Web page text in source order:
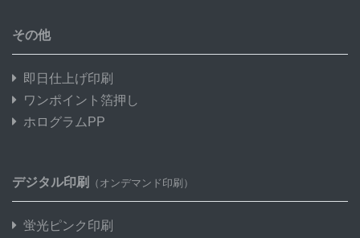
その他
即日仕上げ印刷
ワンポイント箔押し
ホログラムPP
デジタル印刷 （オンデマンド印刷）
蛍光ピンク印刷